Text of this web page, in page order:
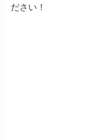
ださい！